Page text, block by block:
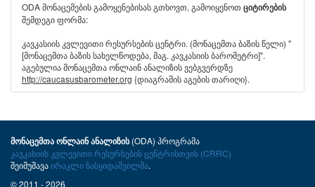
ODA მონაცემების გამოყენებისას გთხოვთ, გამოიყენოთ ციტირების
შემდეგი ფორმა:
კავკასიის კვლევითი რესურსების ცენტრი. (მონაცემთა ბაზის წელი) "
[მონაცემთა ბაზის სახელწოდება, მაგ. კავკასიის ბარომეტრი]".
აგებულია მონაცემთა ონლაინ ანალიზის ვებგვერდზე
http://caucasusbarometer.org {დიაგრამის აგების თარიღი}.
მონაცემთა ონლაინ ანალიზის(ODA) პროგრამა
კავკასიის კვლევითი რესურსების ცენტრისთვის (CRRC)
შეიმუშავაირაკლი ნასყიდაშვილმა.
© 2011 - 2026